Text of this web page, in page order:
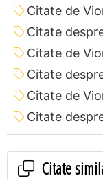
Citate de
Citate
Citate de
Citate
Citate de
Citate
Citate